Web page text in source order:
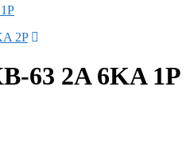
2P
63 2A 6KA 1P